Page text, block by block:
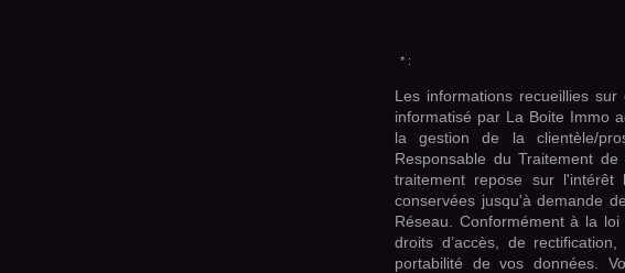
* :
Les informations recueillies
informatisé par La Boite Immo
la gestion de la clientèle/
Responsable du Traitement
traitement repose sur
conservées jusqu'à demande
Réseau. Conformément à la
droits d’accès, de
portabilité de vos données.